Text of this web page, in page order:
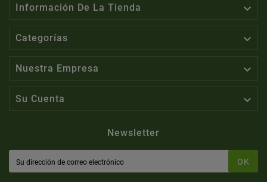
Información De La Tienda 
Categorías 
Nuestra Empresa 
Su Cuenta 
Newsletter
OK